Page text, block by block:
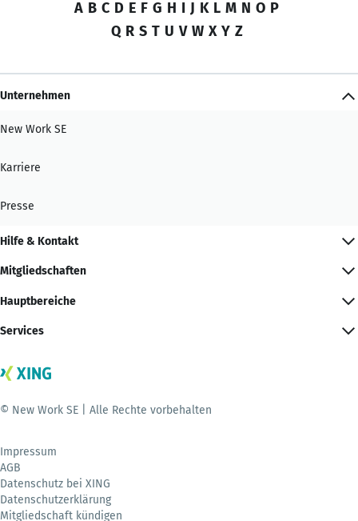
A B C D E F G H I J K L M N O P
Q R S T U V W X Y Z
Unternehmen
New Work SE
Karriere
Presse
Hilfe & Kontakt
Mitgliedschaften
Hauptbereiche
Services
© New Work SE | Alle Rechte vorbehalten
Impressum
AGB
Datenschutz bei XING
Datenschutzerklärung
Mitgliedschaft kündigen